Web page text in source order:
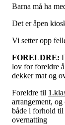
Barna må ha
Det er åpen
Vi setter opp
FORELDRE:
lov for foreldre
dekker mat og
Foreldre til
arrangement,
både i forhold til
overnatting